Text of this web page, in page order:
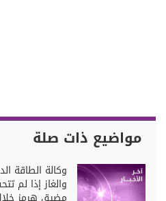
مواضيع ذات صلة
وكالة الطاقة
والغاز إذا لم